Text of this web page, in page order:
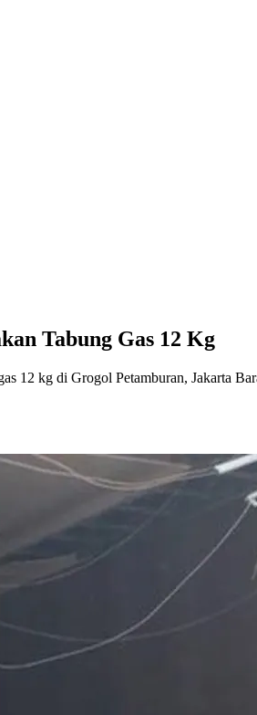
Tabung Gas 12 Kg
12 kg di Grogol Petamburan, Jakarta